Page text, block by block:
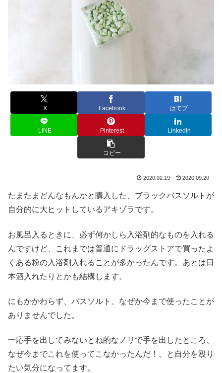
X Facebook はてブ
LINE Pinterest LinkedIn
コピー
2020.02.19 2020.09.20
たまたまどんなもんかと購入した、ブラックバスソルトが
自分的に大ヒットしているアキゾラです。
お風呂入るときに、必ず何かしら入浴剤的なものを入れる
んですけど、これまでは普通にドラッグストアで買ったよ
くある粉の入浴剤入れることが多かったんです。あとは日
本酒入れたりとかも結構します。
にもかかわらず、バスソルト、なぜか今まで使ったことが
ありませんでした。
一応手を出してみないとね的なノリで手を出したところ、
なぜ今までこれを使ってこなかったんだ！、と自分を殴り
たい気分になってます。